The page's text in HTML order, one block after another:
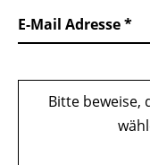
E-Mail Adresse
Bitte beweise,